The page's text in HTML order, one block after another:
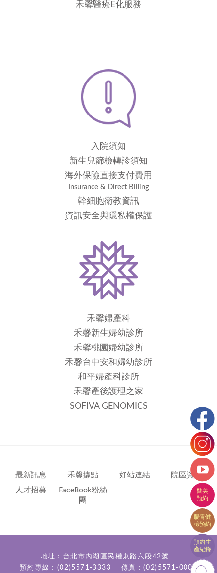
禾馨醫療E化服務
入院須知
新生兒篩檢轉診須知
海外保險直接支付費用
Insurance & Direct Billing
幹細胞衛教資訊
資訊安全與隱私權保護
禾馨婦產科
禾馨新生婦幼診所
禾馨桃園婦幼診所
禾馨台中安和婦幼診所
和平婦產科診所
禾馨產後護理之家
SOFIVA GENOMICS
最新訊息 禾馨據點 好站連結
院區資訊
人才招募
FaceBook粉絲
團
地址：台北市內湖區民權東路六段42號
預約專線： (02)5571-3333 傳真：(02)5571-0000